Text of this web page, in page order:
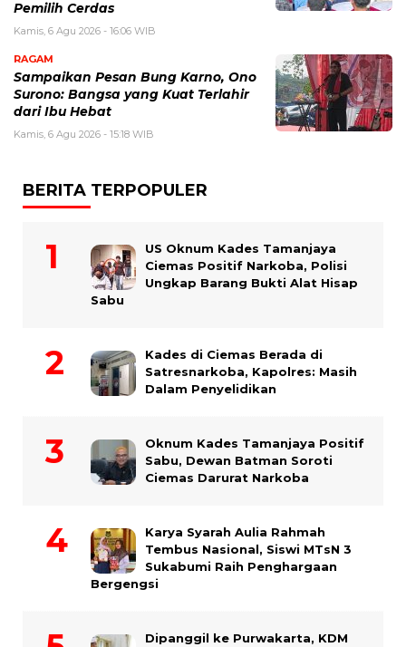
Pemilih Cerdas
Kamis, 6 Agu 2026 - 16:06 WIB
RAGAM
Sampaikan Pesan Bung Karno, Ono
Surono: Bangsa yang Kuat Terlahir
dari Ibu Hebat
Kamis, 6 Agu 2026 - 15:18 WIB
BERITA TERPOPULER
US Oknum Kades Tamanjaya
Ciemas Positif Narkoba, Polisi
Ungkap Barang Bukti Alat Hisap
Sabu
Kades di Ciemas Berada di
Satresnarkoba, Kapolres: Masih
Dalam Penyelidikan
Oknum Kades Tamanjaya Positif
Sabu, Dewan Batman Soroti
Ciemas Darurat Narkoba
Karya Syarah Aulia Rahmah
Tembus Nasional, Siswi MTsN 3
Sukabumi Raih Penghargaan
Bergengsi
Dipanggil ke Purwakarta, KDM